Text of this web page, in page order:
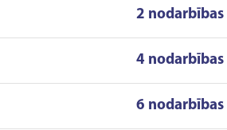
2 nodarbības
4 nodarbības
6 nodarbības